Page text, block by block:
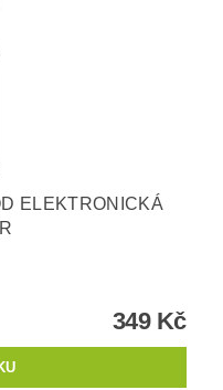
ELEKTRONICKÁ
349 Kč